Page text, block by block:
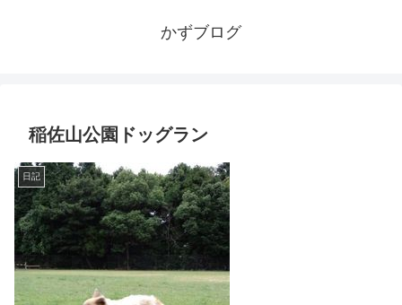
かずブログ
稲佐山公園ドッグラン
日記